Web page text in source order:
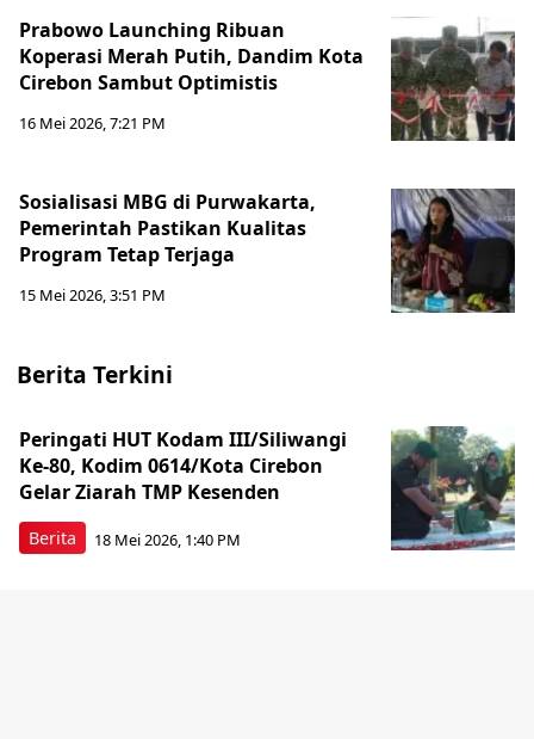
Prabowo Launching Ribuan
Koperasi Merah Putih, Dandim Kota
Cirebon Sambut Optimistis
16 Mei 2026, 7:21 PM
Sosialisasi MBG di Purwakarta,
Pemerintah Pastikan Kualitas
Program Tetap Terjaga
15 Mei 2026, 3:51 PM
Berita Terkini
Berita
Peringati HUT Kodam III/Siliwangi
Ke-80, Kodim 0614/Kota Cirebon
Gelar Ziarah TMP Kesenden
18 Mei 2026, 1:40 PM